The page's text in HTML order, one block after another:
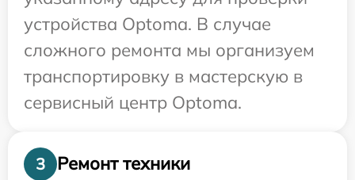
устройства Optoma. В случае
сложного ремонта мы организуем
транспортировку в мастерскую в
сервисный центр Optoma.
3
Ремонт техники